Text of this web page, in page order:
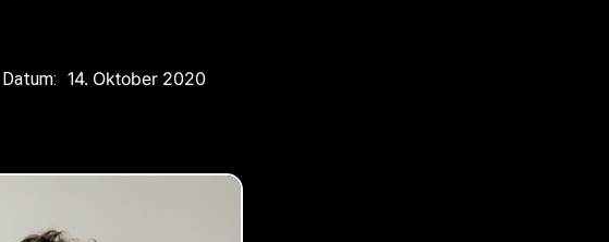
Datum: 14. Oktober 2020